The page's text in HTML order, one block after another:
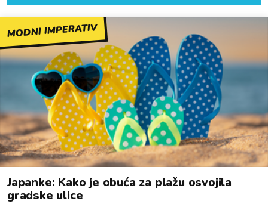
MODNI IMPERATIV
Japanke: Kako je obuća za plažu osvojila
gradske ulice